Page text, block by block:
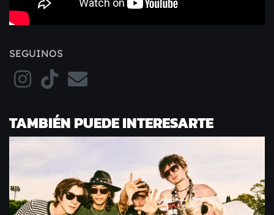
SEGUINOS
TAMBIÉN PUEDE INTERESARTE